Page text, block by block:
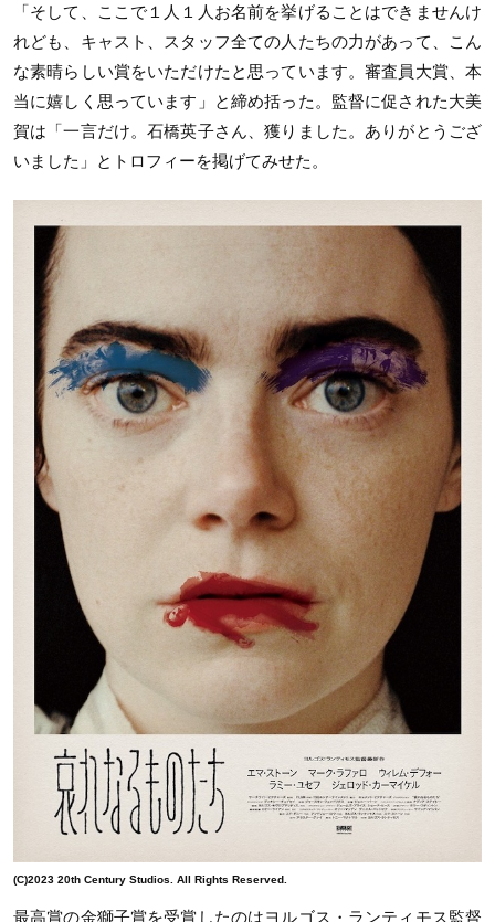
「そして、ここで１人１人お名前を挙げることはできませんけ
れども、キャスト、スタッフ全ての人たちの力があって、こん
な素晴らしい賞をいただけたと思っています。審査員大賞、本
当に嬉しく思っています」と締め括った。監督に促された大美
賀は「一言だけ。石橋英子さん、獲りました。ありがとうござ
いました」とトロフィーを掲げてみせた。
(C)2023 20th Century Studios. All Rights Reserved.
最高賞の金獅子賞を受賞したのはヨルゴス・ランティモス監督